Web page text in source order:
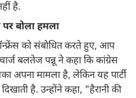
है.
बोला हमला
को संबोधित करते हुए, आप
बलतेज पन्नू ने कहा कि कांग्रेस
अपना मामला है, लेकिन यह पार्टी
है. उन्होंने कहा, "हैरानी की